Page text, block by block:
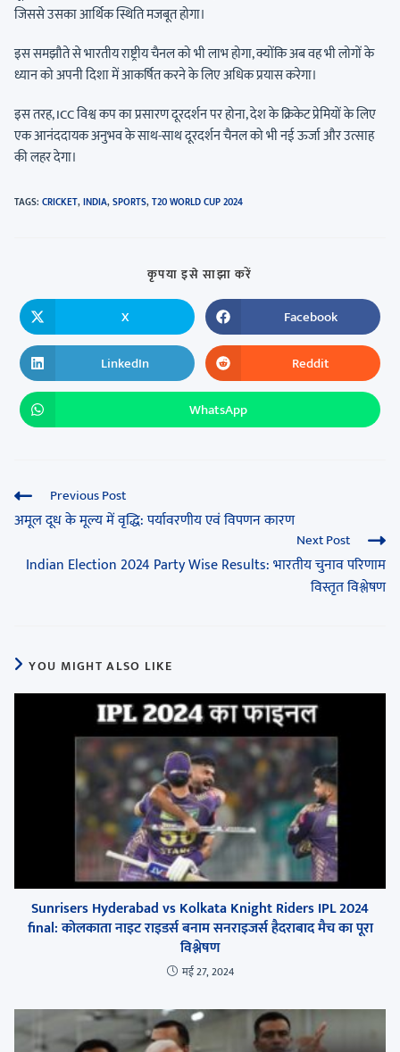
जिससे उसका आर्थिक स्थिति मजबूत होगा।
इस समझौते से भारतीय राष्ट्रीय चैनल को भी लाभ होगा, क्योंकि अब वह भी लोगों के
ध्यान को अपनी दिशा में आकर्षित करने के लिए अधिक प्रयास करेगा।
इस तरह, ICC विश्व कप का प्रसारण दूरदर्शन पर होना, देश के क्रिकेट प्रेमियों के लिए
एक आनंददायक अनुभव के साथ-साथ दूरदर्शन चैनल को भी नई ऊर्जा और उत्साह
की लहर देगा।
TAGS: CRICKET,INDIA,SPORTS,T20 WORLD CUP 2024
कृपया इसे साझा करें
X Facebook
LinkedIn Reddit
WhatsApp
Previous Post
अमूल दूध के मूल्य में वृद्धि: पर्यावरणीय एवं विपणन कारण
Next Post
Indian Election 2024 Party Wise Results: भारतीय चुनाव परिणाम
विस्तृत विश्लेषण
YOU MIGHT ALSO LIKE
Sunrisers Hyderabad vs Kolkata Knight Riders IPL 2024
final: कोलकाता नाइट राइडर्स बनाम सनराइजर्स हैदराबाद मैच का पूरा
विश्लेषण
मई 27, 2024